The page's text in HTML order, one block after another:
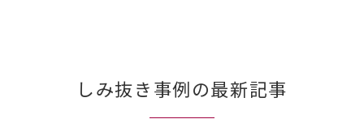
しみ抜き事例の最新記事